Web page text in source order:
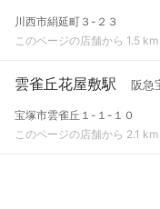
川西市絹延町３-２３
このページの店舗から 1.5 km
雲雀丘花屋敷駅 阪急
宝塚市雲雀丘１-１-１０
このページの店舗から 2.1 km